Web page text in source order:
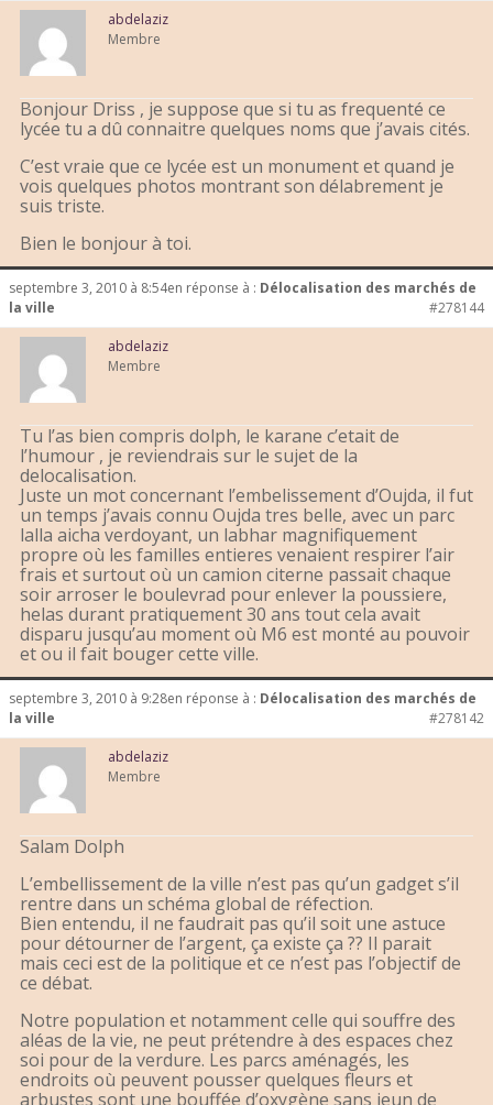
abdelaziz
Membre
Bonjour Driss , je suppose que si tu as frequenté ce
lycée tu a dû connaitre quelques noms que j’avais cités.
C’est vraie que ce lycée est un monument et quand je
vois quelques photos montrant son délabrement je
suis triste.
Bien le bonjour à toi.
septembre 3, 2010 à 8:54en réponse à : Délocalisation des marchés de
la ville
#278144
abdelaziz
Membre
Tu l’as bien compris dolph, le karane c’etait de
l’humour , je reviendrais sur le sujet de la
delocalisation.
Juste un mot concernant l’embelissement d’Oujda, il fut
un temps j’avais connu Oujda tres belle, avec un parc
lalla aicha verdoyant, un labhar magnifiquement
propre où les familles entieres venaient respirer l’air
frais et surtout où un camion citerne passait chaque
soir arroser le boulevrad pour enlever la poussiere,
helas durant pratiquement 30 ans tout cela avait
disparu jusqu’au moment où M6 est monté au pouvoir
et ou il fait bouger cette ville.
septembre 3, 2010 à 9:28en réponse à : Délocalisation des marchés de
la ville
#278142
abdelaziz
Membre
Salam Dolph
L’embellissement de la ville n’est pas qu’un gadget s’il
rentre dans un schéma global de réfection.
Bien entendu, il ne faudrait pas qu’il soit une astuce
pour détourner de l’argent, ça existe ça ?? Il parait
mais ceci est de la politique et ce n’est pas l’objectif de
ce débat.
Notre population et notamment celle qui souffre des
aléas de la vie, ne peut prétendre à des espaces chez
soi pour de la verdure. Les parcs aménagés, les
endroits où peuvent pousser quelques fleurs et
arbustes sont une bouffée d’oxygène sans jeun de